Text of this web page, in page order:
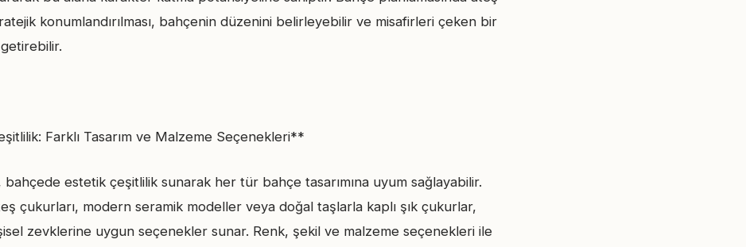
konumlandırılması, bahçenin düzenini belirleyebilir ve misafirleri çeken bir
Farklı Tasarım ve Malzeme Seçenekleri**
bahçede estetik çeşitlilik sunarak her tür bahçe tasarımına uyum sağlayabilir.
çukurları, modern seramik modeller veya doğal taşlarla kaplı şık çukurlar,
zevklerine uygun seçenekler sunar. Renk, şekil ve malzeme seçenekleri ile